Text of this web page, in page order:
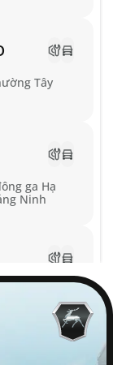
Tây
ga Hạ
Ninh